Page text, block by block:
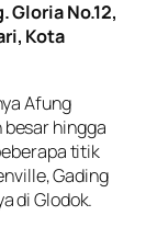
Gloria No.12,
Kota
Afung
hingga
titik
Gading
di Glodok.